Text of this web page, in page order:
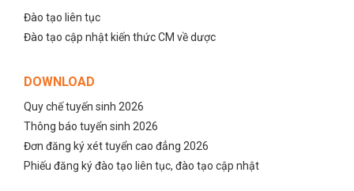
Đào tạo liên tục
Đào tạo cập nhật kiến thức CM về dược
DOWNLOAD
Quy chế tuyến sinh 2026
Thông báo tuyển sinh 2026
Đơn đăng ký xét tuyển cao đẳng 2026
Phiếu đăng ký đào tạo liên tục, đào tạo cập nhật